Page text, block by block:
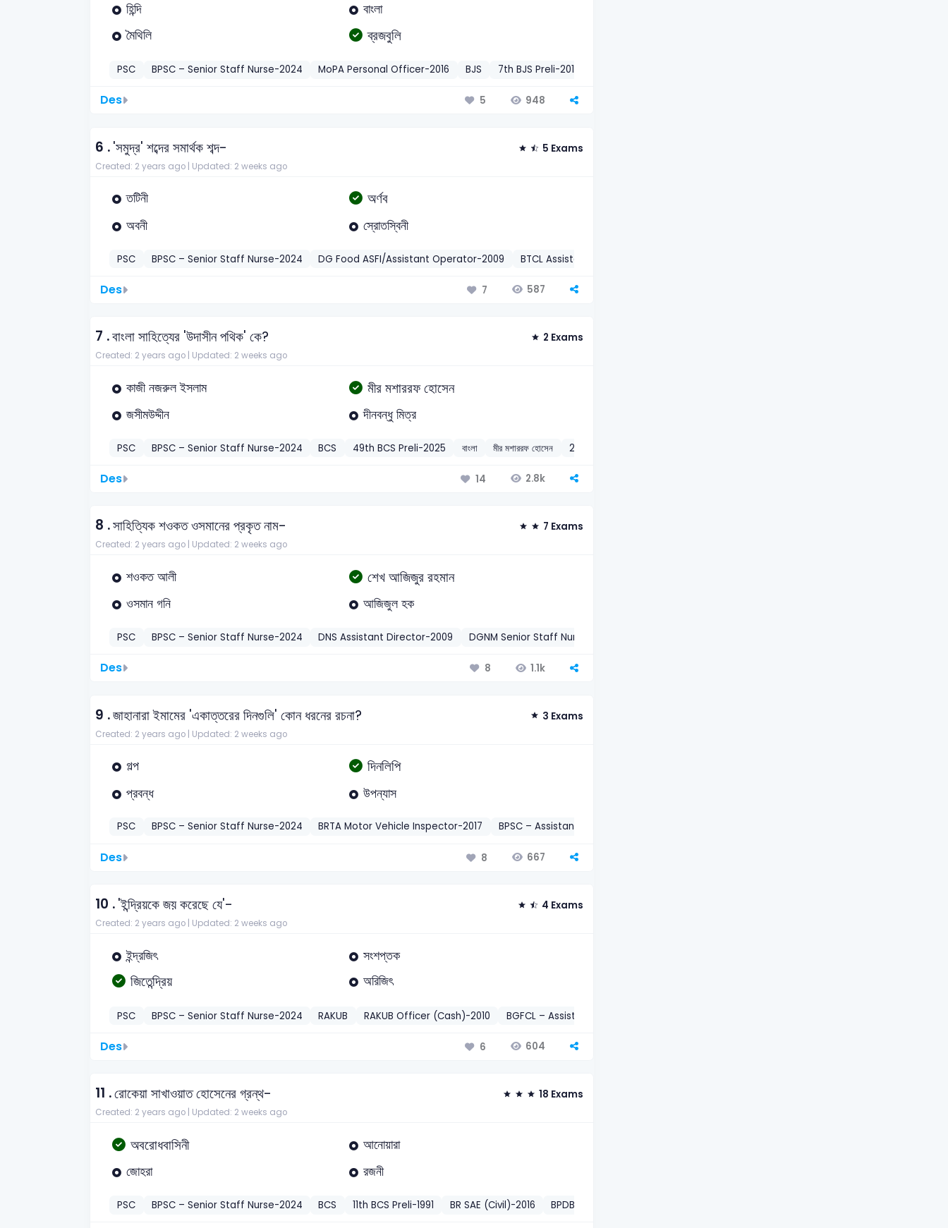
হিন্দি
বাংলা
মৈথিলি
ব্রজবুলি
PSC BPSC – Senior Staff Nurse-2024 MoPA Personal Officer-2016 BJS 7th BJS Preli-2012
Des 5 948
6 .'সমুদ্র' শব্দের সমার্থক শব্দ- 5 Exams
Created: 2 years ago | Updated: 2 weeks ago
তটিনী অর্ণব
অবনী স্রোতস্বিনী
PSC BPSC – Senior Staff Nurse-2024 DG Food ASFI/Assistant Operator-2009 BTCL Assistant Director/Accounts Officer-2004
Des 7 587
7 .বাংলা সাহিত্যের 'উদাসীন পথিক' কে? 2 Exams
Created: 2 years ago | Updated: 2 weeks ago
কাজী নজরুল ইসলাম মীর মশাররফ হোসেন
জসীমউদ্দীন দীনবন্ধু মিত্র
PSC BPSC – Senior Staff Nurse-2024 BCS 49th BCS Preli-2025 বাংলা মীর মশাররফ হোসেন 2024
Des 14 2.8k
8 .সাহিত্যিক শওকত ওসমানের প্রকৃত নাম- 7 Exams
Created: 2 years ago | Updated: 2 weeks ago
শওকত আলী শেখ আজিজুর রহমান
ওসমান গনি আজিজুল হক
PSC BPSC – Senior Staff Nurse-2024 DNS Assistant Director-2009 DGNM Senior Staff Nurse-2017
Des 8 1.1k
9 .জাহানারা ইমামের 'একাত্তরের দিনগুলি' কোন ধরনের রচনা? 3 Exams
Created: 2 years ago | Updated: 2 weeks ago
গল্প দিনলিপি
প্রবন্ধ উপন্যাস
PSC BPSC – Senior Staff Nurse-2024 BRTA Motor Vehicle Inspector-2017 BPSC – Assistant Engineer-2022
Des 8 667
10 .'ইন্দ্রিয়কে জয় করেছে যে'- 4 Exams
Created: 2 years ago | Updated: 2 weeks ago
ইন্দ্রজিৎ সংশপ্তক
জিতেন্দ্রিয় অরিজিৎ
PSC BPSC – Senior Staff Nurse-2024 RAKUB RAKUB Officer (Cash)-2010 BGFCL – Assistant Manager-2021
Des 6 604
11 .রোকেয়া সাখাওয়াত হোসেনের গ্রন্থ- 18 Exams
Created: 2 years ago | Updated: 2 weeks ago
অবরোধবাসিনী
আনোয়ারা
জোহরা
রজনী
PSC BPSC – Senior Staff Nurse-2024 BCS 11th BCS Preli-1991 BR SAE (Civil)-2016 BPDB Assistant Director (Admin)-2013